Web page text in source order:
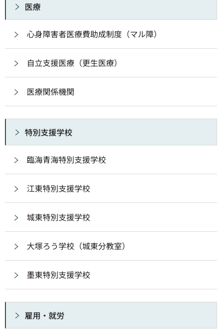
医療
心身障害者医療費助成制度（マル障）
自立支援医療（更生医療）
医療関係機関
特別支援学校
臨海青海特別支援学校
江東特別支援学校
城東特別支援学校
大塚ろう学校（城東分教室）
墨東特別支援学校
雇用・就労